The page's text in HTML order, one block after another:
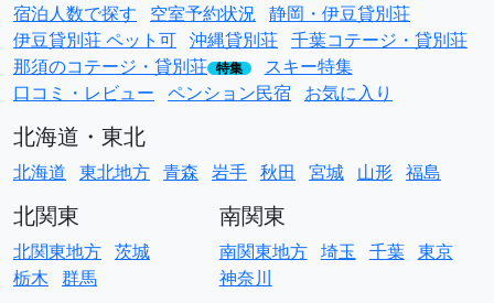
宿泊人数で探す
空室予約状況 静岡・伊豆貸別荘
伊豆貸別荘 ペット可 沖縄貸別荘 千葉コテージ・貸別荘
那須のコテージ・貸別荘 特集
スキー特集
口コミ・レビュー ペンション民宿 お気に入り
北海道・東北
北海道 東北地方 青森 岩手 秋田 宮城 山形 福島
北関東
北関東地方 茨城
栃木 群馬
南関東
南関東地方 埼玉 千葉 東京
神奈川